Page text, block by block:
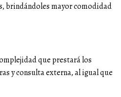
brindándoles mayor comodidad
que prestará los
y consulta externa, al igual que